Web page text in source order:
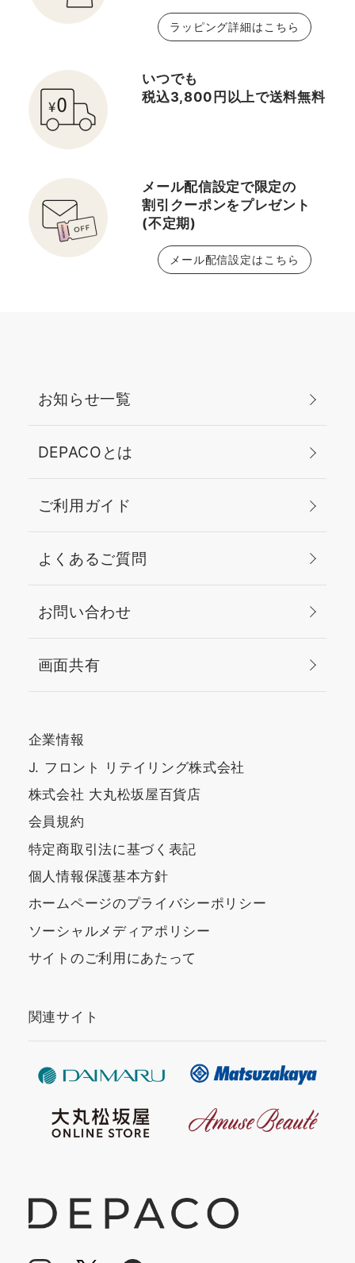
色) 08 オーバーン(新色)
09 トープ(新色) 10 クー
ブロージングティントボ
リュームジェル(アイブロ
ウマスカラ) 繊維入りなの
で、ボリュームと立体感
が欲しい方に 6色あるの
や色味やニュアンスを変
えたい方にもオススメで
す 植物オイル配合なので
パサつかずツヤのある仕
プティングジェル(アイブ
ロウマスカラ) 無色タイプ
の眉マスカラ 自眉を活か
発売) 01 クリア ラインナ
せで思い通りの「色・
形・質感」に 店頭ではア
イブロウ体験も行ってい
ピンク チョコレート ラッ
シュ パワー マスカラ ロ
ミュラ #01 ブラック
オニキス クイックライナ
#03 ダーク ブラウン ＿
＿＿＿＿＿＿＿＿＿＿＿
＿＿＿＿＿＿＿＿＿＿＿
＿＿ 🌷おすすめポイン
ト🌷 メイクのポイントと
分、ぼやけた印象になら
ないようマスカラとアイ
ライナーはしっかり目に
初心者の方でも挑戦しや
ください！ 最後までご覧
いただきありがとうござ
ラッピング詳細はこちら
いつでも
税込3,800円以上で送料無料
メール配信設定で限定の
割引クーポンをプレゼント
(不定期)
メール配信設定はこちら
お知らせ一覧
DEPACOとは
ご利用ガイド
よくあるご質問
お問い合わせ
画面共有
企業情報
J. フロント リテイリング株式会社
株式会社 大丸松坂屋百貨店
会員規約
特定商取引法に基づく表記
個人情報保護基本方針
ホームページのプライバシーポリシー
ソーシャルメディアポリシー
サイトのご利用にあたって
関連サイト